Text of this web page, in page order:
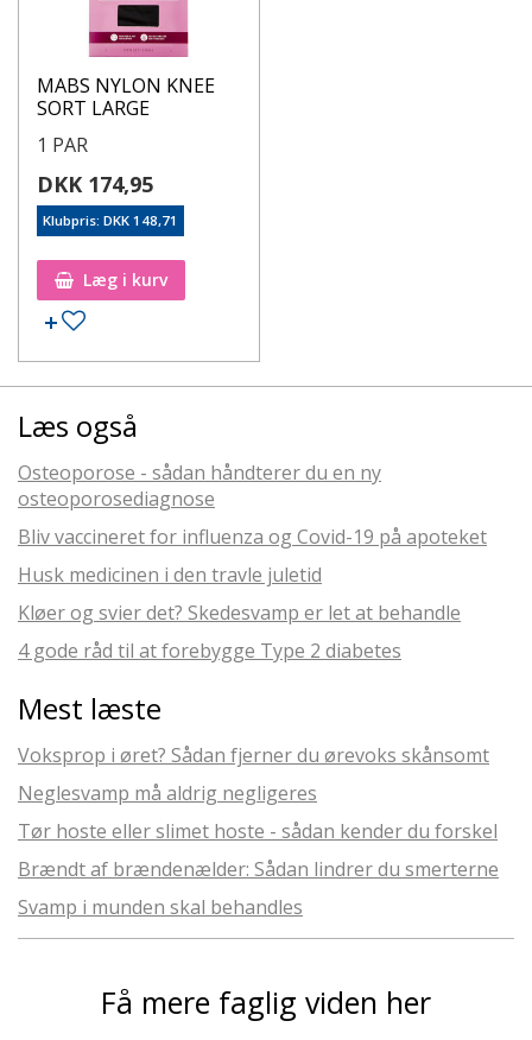
MABS NYLON KNEE
SORT LARGE
1 PAR
DKK 174,95
Klubpris: DKK 148,71
Læg i kurv
Læs også
Osteoporose - sådan håndterer du en ny
osteoporosediagnose
Bliv vaccineret for influenza og Covid-19 på apoteket
Husk medicinen i den travle juletid
Kløer og svier det? Skedesvamp er let at behandle
4 gode råd til at forebygge Type 2 diabetes
Mest læste
Voksprop i øret? Sådan fjerner du ørevoks skånsomt
Neglesvamp må aldrig negligeres
Tør hoste eller slimet hoste - sådan kender du forskel
Brændt af brændenælder: Sådan lindrer du smerterne
Svamp i munden skal behandles
Få mere faglig viden her